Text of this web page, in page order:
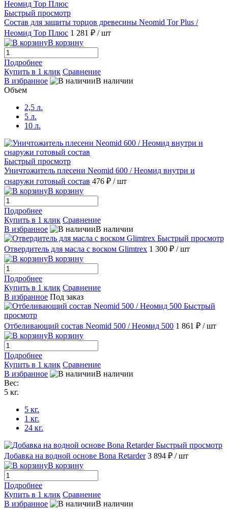
Быстрый просмотр
Состав для защиты торцов древесины Neomid Tor Plus /
Неомид Тор Плюс 1 281 ₽ / шт
В корзину
Подробнее
Купить в 1 клик Сравнение
В избранное
В наличии
Объем
2,5 л.
5 л.
10 л.
Быстрый просмотр
Уничтожитель плесени Neomid 600 / Неомид внутри и
снаружи готовый состав 476 ₽ / шт
В корзину
Подробнее
Купить в 1 клик Сравнение
В избранное
В наличии
Быстрый просмотр
Отвердитель для масла с воском Glimtrex 1 300 ₽ / шт
В корзину
Подробнее
Купить в 1 клик Сравнение
В избранное Под заказ
Быстрый
просмотр
Отбеливающий состав Neomid 500 / Неомид 500 1 861 ₽ / шт
В корзину
Подробнее
Купить в 1 клик Сравнение
В избранное
В наличии
Вес:
5 кг.
5 кг.
1 кг.
24 кг.
Быстрый просмотр
Добавка на водной основе Bona Retarder 3 894 ₽ / шт
В корзину
Подробнее
Купить в 1 клик Сравнение
В избранное
В наличии